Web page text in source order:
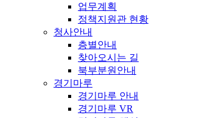
업무계획
정책지원관 현황
청사안내
층별안내
찾아오시는 길
북부분원안내
경기마루
경기마루 안내
경기마루 VR